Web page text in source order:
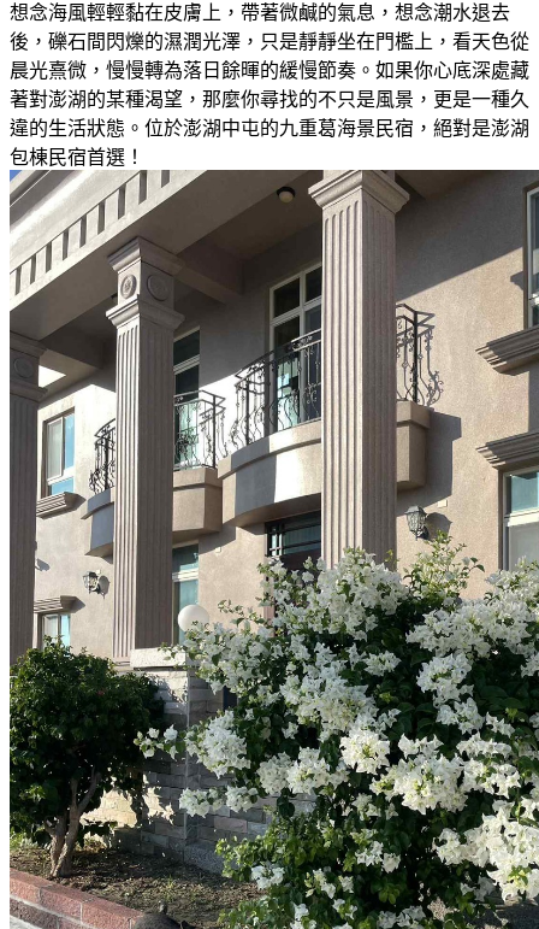
想念海風輕輕黏在皮膚上，帶著微鹹的氣息，想念潮水退去
後，礫石間閃爍的濕潤光澤，只是靜靜坐在門檻上，看天色從
晨光熹微，慢慢轉為落日餘暉的緩慢節奏。如果你心底深處藏
著對澎湖的某種渴望，那麼你尋找的不只是風景，更是一種久
違的生活狀態。位於澎湖中屯的九重葛海景民宿，絕對是澎湖
包棟民宿首選！